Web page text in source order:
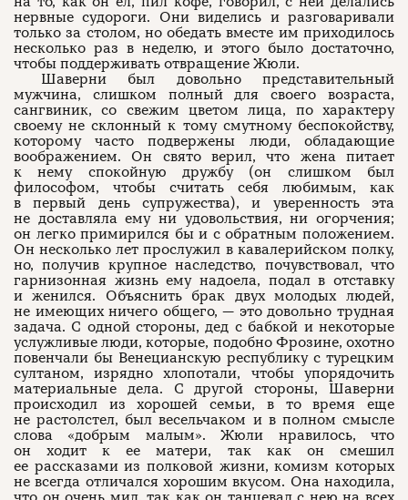
нервные судороги. Они виделись и разговаривали
только за столом, но обедать вместе им приходилось
несколько раз в неделю, и этого было достаточно,
чтобы поддерживать отвращение Жюли.
Шаверни был довольно представительный
мужчина, слишком полный для своего возраста,
сангвиник, со свежим цветом лица, по характеру
своему не склонный к тому смутному беспокойству,
которому часто подвержены люди, обладающие
воображением. Он свято верил, что жена питает
к нему спокойную дружбу (он слишком был
философом, чтобы считать себя любимым, как
в первый день супружества), и уверенность эта
не доставляла ему ни удовольствия, ни огорчения;
он легко примирился бы и с обратным положением.
Он несколько лет прослужил в кавалерийском полку,
но, получив крупное наследство, почувствовал, что
гарнизонная жизнь ему надоела, подал в отставку
и женился. Объяснить брак двух молодых людей,
не имеющих ничего общего, — это довольно трудная
задача. С одной стороны, дед с бабкой и некоторые
услужливые люди, которые, подобно Фрозине, охотно
повенчали бы Венецианскую республику с турецким
султаном, изрядно хлопотали, чтобы упорядочить
материальные дела. С другой стороны, Шаверни
происходил из хорошей семьи, в то время еще
не растолстел, был весельчаком и в полном смысле
слова «добрым малым». Жюли нравилось, что
он ходит к ее матери, так как он смешил
ее рассказами из полковой жизни, комизм которых
не всегда отличался хорошим вкусом. Она находила,